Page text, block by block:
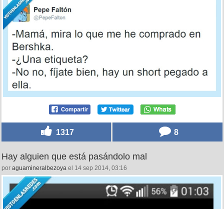
1317 8
Hay alguien que está pasándolo mal
por aguamineralbezoya el 14 sep 2014, 03:16